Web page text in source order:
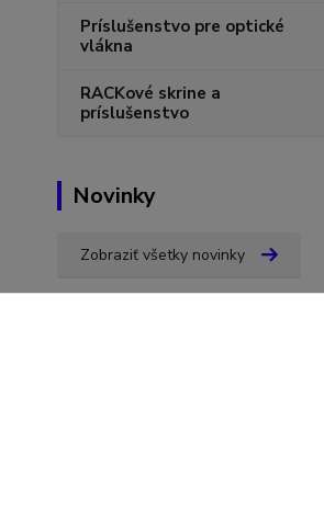
Príslušenstvo pre optické
vlákna
RACKové skrine a
príslušenstvo
Novinky
Zobraziť všetky novinky